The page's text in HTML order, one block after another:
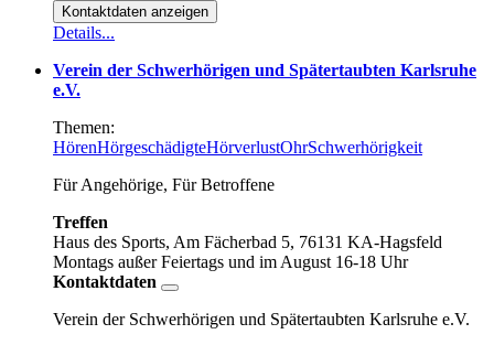
Kontaktdaten anzeigen
Details...
Verein der Schwerhörigen und Spätertaubten Karlsruhe
e.V.
Themen:
HörenHörgeschädigteHörverlustOhrSchwerhörigkeit
Für Angehörige, Für Betroffene
Treffen
Haus des Sports, Am Fächerbad 5, 76131 KA-Hagsfeld
Montags außer Feiertags und im August 16-18 Uhr
Kontaktdaten
Verein der Schwerhörigen und Spätertaubten Karlsruhe e.V.